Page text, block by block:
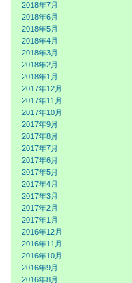
2018年7月
2018年6月
2018年5月
2018年4月
2018年3月
2018年2月
2018年1月
2017年12月
2017年11月
2017年10月
2017年9月
2017年8月
2017年7月
2017年6月
2017年5月
2017年4月
2017年3月
2017年2月
2017年1月
2016年12月
2016年11月
2016年10月
2016年9月
2016年8月